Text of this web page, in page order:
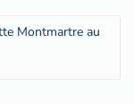
Montmartre au